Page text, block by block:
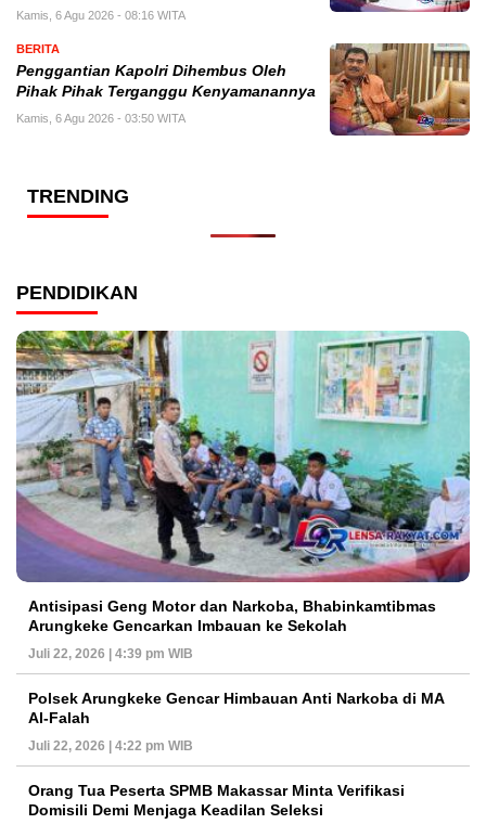
Kamis, 6 Agu 2026 - 08:16 WITA
BERITA
Penggantian Kapolri Dihembus Oleh
Pihak Pihak Terganggu Kenyamanannya
Kamis, 6 Agu 2026 - 03:50 WITA
TRENDING
PENDIDIKAN
Antisipasi Geng Motor dan Narkoba, Bhabinkamtibmas
Arungkeke Gencarkan Imbauan ke Sekolah
Juli 22, 2026 | 4:39 pm WIB
Polsek Arungkeke Gencar Himbauan Anti Narkoba di MA
Al-Falah
Juli 22, 2026 | 4:22 pm WIB
Orang Tua Peserta SPMB Makassar Minta Verifikasi
Domisili Demi Menjaga Keadilan Seleksi